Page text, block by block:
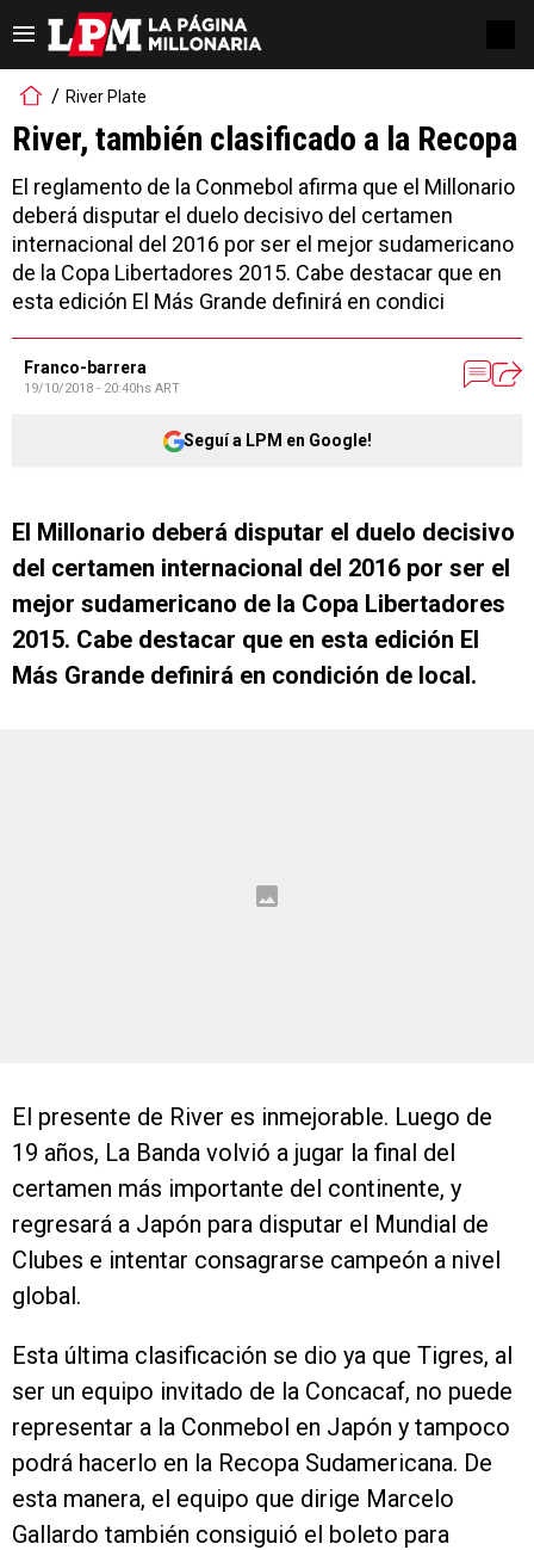
River Plate
River, también clasificado a la Recopa
El reglamento de la Conmebol afirma que el Millonario
deberá disputar el duelo decisivo del certamen
internacional del 2016 por ser el mejor sudamericano
de la Copa Libertadores 2015. Cabe destacar que en
esta edición El Más Grande definirá en condici
Franco-barrera
19/10/2018 - 20:40hs ART
Seguí a LPM en Google!
El Millonario deberá disputar el duelo decisivo
del certamen internacional del 2016 por ser el
mejor sudamericano de la Copa Libertadores
2015. Cabe destacar que en esta edición El
Más Grande definirá en condición de local.
El presente de River es inmejorable. Luego de
19 años, La Banda volvió a jugar la final del
certamen más importante del continente, y
regresará a Japón para disputar el Mundial de
Clubes e intentar consagrarse campeón a nivel
global.
Esta última clasificación se dio ya que Tigres, al
ser un equipo invitado de la Concacaf, no puede
representar a la Conmebol en Japón y tampoco
podrá hacerlo en la Recopa Sudamericana. De
esta manera, el equipo que dirige Marcelo
Gallardo también consiguió el boleto para